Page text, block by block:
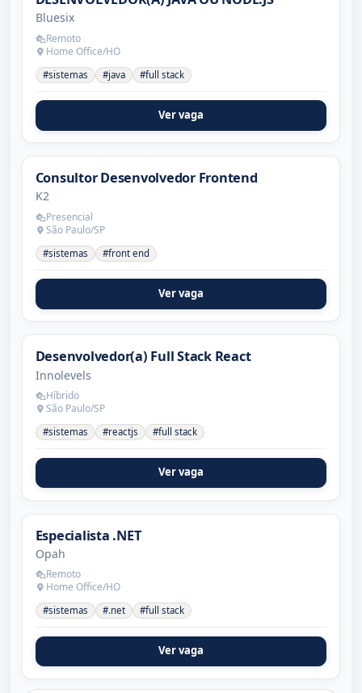
Bluesix
Remoto
Home Office/HO
#sistemas #java #full stack
Ver vaga
Consultor Desenvolvedor Frontend
K2
Presencial
São Paulo/SP
#sistemas #front end
Ver vaga
Desenvolvedor(a) Full Stack React
Innolevels
Híbrido
São Paulo/SP
#sistemas #reactjs #full stack
Ver vaga
Especialista .NET
Opah
Remoto
Home Office/HO
#sistemas #.net #full stack
Ver vaga